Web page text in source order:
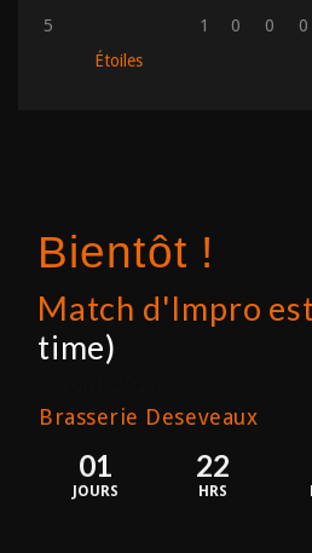
5
Étoiles
1 0 0 0
Bientôt !
Match d'Impro
time)
Brasserie Deseveaux
01
JOURS
22
HRS